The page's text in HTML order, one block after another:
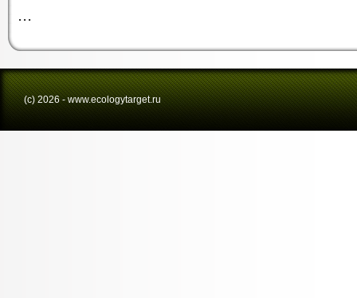
...
(с) 2026 - www.ecologytarget.ru